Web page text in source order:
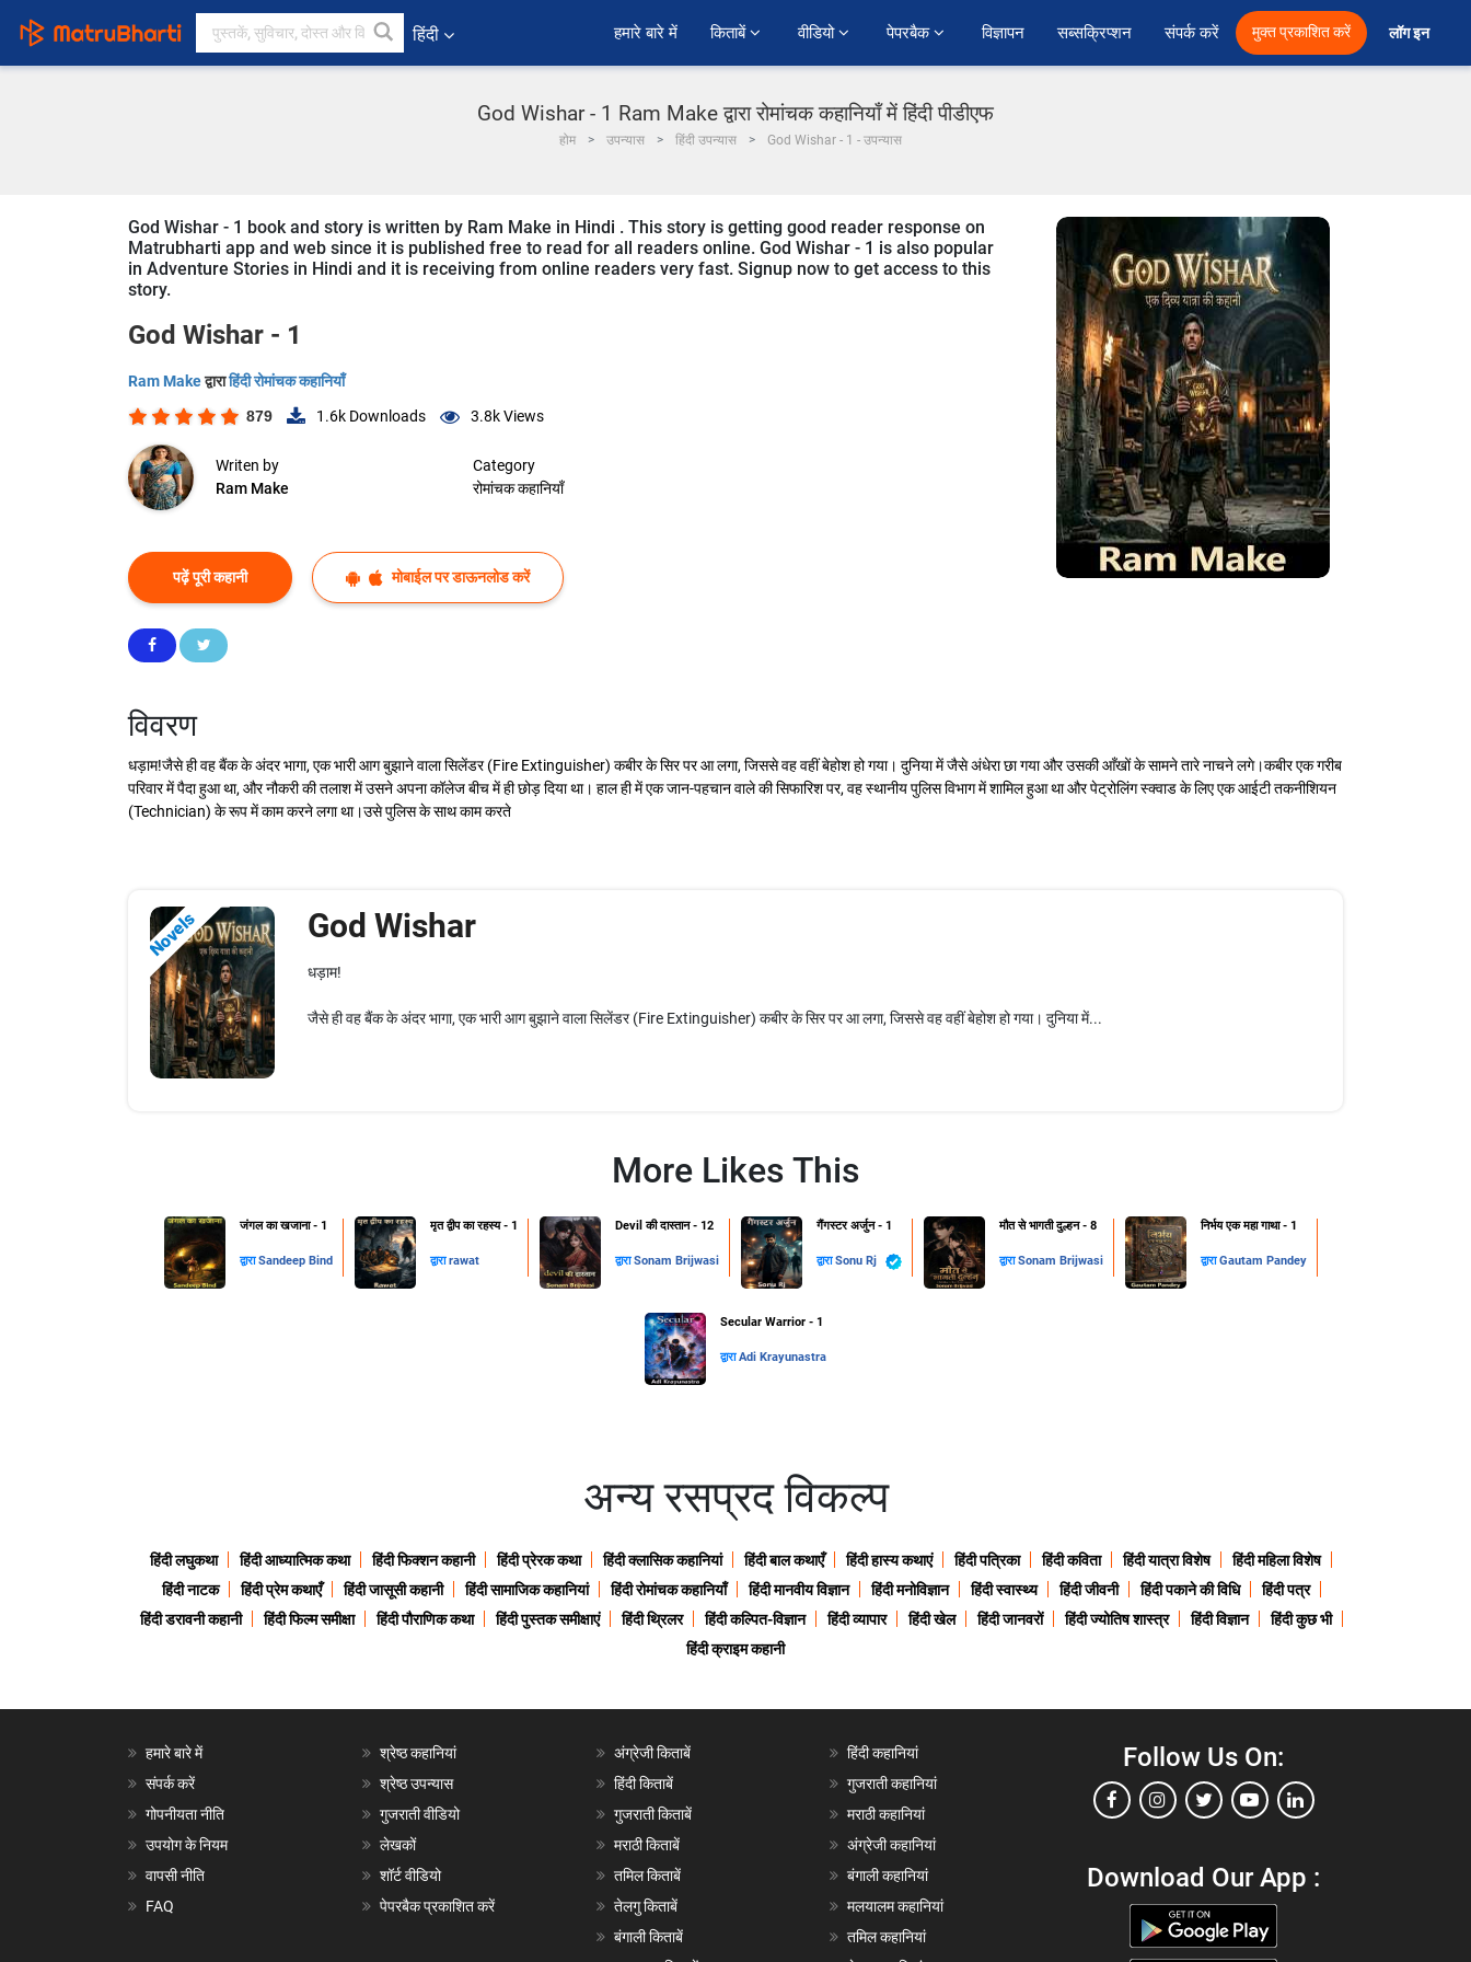
हिंदी हमारे बारे में किताबें वीडियो पेपरबैक विज्ञापन सब्सक्रिप्शन संपर्क करें मुक्त प्रकाशित करें लॉग इन
God Wishar - 1 Ram Make द्वारा रोमांचक कहानियाँ में हिंदी पीडीएफ
होम उपन्यास हिंदी उपन्यास God Wishar - 1 - उपन्यास
God Wishar - 1 book and story is written by Ram Make in Hindi . This story is getting good reader response on
Matrubharti app and web since it is published free to read for all readers online. God Wishar - 1 is also popular
in Adventure Stories in Hindi and it is receiving from online readers very fast. Signup now to get access to this
story.
God Wishar - 1
Ram Makeद्वाराहिंदी रोमांचक कहानियाँ
879 1.6k Downloads 3.8kViews
Writen by
Ram Make
Category
रोमांचक कहानियाँ
पढ़ें पूरी कहानी मोबाईल पर डाऊनलोड करें
विवरण
धड़ाम!जैसे ही वह बैंक के अंदर भागा, एक भारी आग बुझाने वाला सिलेंडर (Fire Extinguisher) कबीर के सिर पर आ लगा, जिससे वह वहीं बेहोश हो गया। दुनिया में जैसे अंधेरा छा गया और उसकी आँखों के सामने तारे नाचने लगे।कबीर एक गरीब
परिवार में पैदा हुआ था, और नौकरी की तलाश में उसने अपना कॉलेज बीच में ही छोड़ दिया था। हाल ही में एक जान-पहचान वाले की सिफारिश पर, वह स्थानीय पुलिस विभाग में शामिल हुआ था और पेट्रोलिंग स्क्वाड के लिए एक आईटी तकनीशियन
(Technician) के रूप में काम करने लगा था।उसे पुलिस के साथ काम करते
Novels God Wishar
धड़ाम!
जैसे ही वह बैंक के अंदर भागा, एक भारी आग बुझाने वाला सिलेंडर (Fire Extinguisher) कबीर के सिर पर आ लगा, जिससे वह वहीं बेहोश हो गया। दुनिया में...
More Likes This
जंगल का खजाना - 1
द्वाराSandeep Bind
मृत द्वीप का रहस्य - 1
द्वाराrawat
Devil की दास्तान - 12
द्वाराSonam Brijwasi
गैंगस्टर अर्जुन - 1
द्वाराSonu Rj
मौत से भागती दुल्हन - 8
द्वाराSonam Brijwasi
निर्भय एक महा गाथा - 1
द्वाराGautam Pandey
Secular Warrior - 1
द्वाराAdi Krayunastra
अन्य रसप्रद विकल्प
हिंदी लघुकथा हिंदी आध्यात्मिक कथा हिंदी फिक्शन कहानी हिंदी प्रेरक कथा हिंदी क्लासिक कहानियां हिंदी बाल कथाएँ हिंदी हास्य कथाएं हिंदी पत्रिका हिंदी कविता हिंदी यात्रा विशेष
हिंदी महिला विशेष
हिंदी नाटक
हिंदी प्रेम कथाएँ हिंदी जासूसी कहानी हिंदी सामाजिक कहानियां हिंदी रोमांचक कहानियाँ हिंदी मानवीय विज्ञान हिंदी मनोविज्ञान हिंदी स्वास्थ्य हिंदी जीवनी हिंदी पकाने की विधि
हिंदी पत्र
हिंदी डरावनी कहानी
हिंदी फिल्म समीक्षा हिंदी पौराणिक कथा हिंदी पुस्तक समीक्षाएं हिंदी थ्रिलर हिंदी कल्पित-विज्ञान हिंदी व्यापार हिंदी खेल हिंदी जानवरों हिंदी ज्योतिष शास्त्र हिंदी विज्ञान
हिंदी कुछ भी
हिंदी क्राइम कहानी
हमारे बारे में
संपर्क करें
गोपनीयता नीति
उपयोग के नियम
वापसी नीति
FAQ
श्रेष्ठ कहानियां
श्रेष्ठ उपन्यास
गुजराती वीडियो
लेखकों
शॉर्ट वीडियो
पेपरबैक प्रकाशित करें
अंग्रेजी किताबें
हिंदी किताबें
गुजराती किताबें
मराठी किताबें
तमिल किताबें
तेलगु किताबें
बंगाली किताबें
हिंदी कहानियां
गुजराती कहानियां
मराठी कहानियां
अंग्रेजी कहानियां
बंगाली कहानियां
मलयालम कहानियां
तमिल कहानियां
Follow Us On:
Download Our App :